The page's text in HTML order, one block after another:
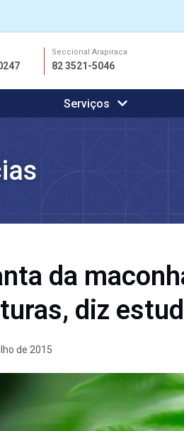
Seccional Arapiraca
82 3521-5046
Serviços
da
diz
de 2015